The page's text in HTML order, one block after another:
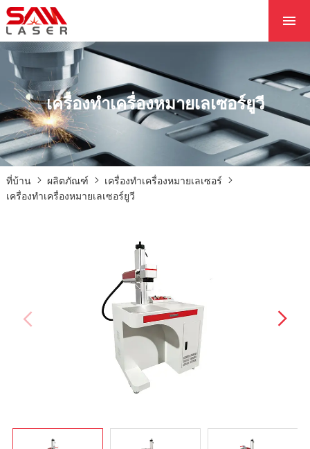
ผลิตภัณฑ์
โครงการ
ข่าว
ติดต่อเรา
เครื่องทำเครื่องหมายเลเซอร์ยูวี
ที่บ้าน ผลิตภัณฑ์
เครื่องทำเครื่องหมายเลเซอร์
เครื่องทำเครื่องหมายเลเซอร์ยูวี